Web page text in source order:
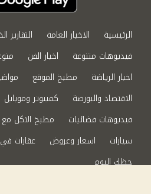
الرئيسية الاخبار العامة التقارير
فيديوهات متنوعة
اخبار الفن
اخبار الرياضة
مطبخ الموقع
الاقتصاد والبورصة
كمبيوتر وموبايل
فيديوهات فضائيات
مطبخ الاكل
سيارات
اسعار وعروض عقارات
حظك اليوم